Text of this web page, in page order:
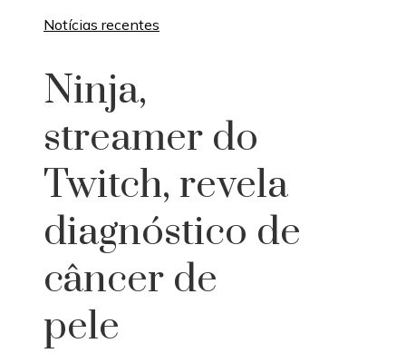
Notícias recentes
Ninja,
streamer do
Twitch, revela
diagnóstico de
câncer de
pele